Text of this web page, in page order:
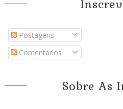
Postagens
Comentários
Sobre As